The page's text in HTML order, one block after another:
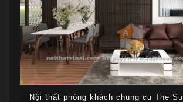
Nội thất phòng khách chung cu The